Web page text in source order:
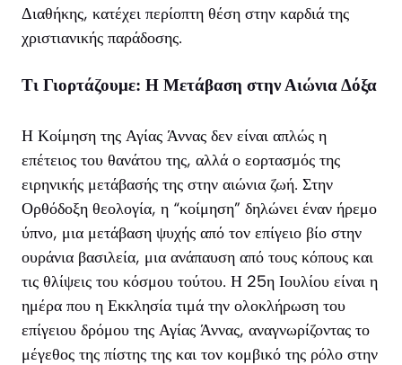
Διαθήκης, κατέχει περίοπτη θέση στην καρδιά της
χριστιανικής παράδοσης.
Τι Γιορτάζουμε: Η Μετάβαση στην Αιώνια Δόξα
Η Κοίμηση της Αγίας Άννας δεν είναι απλώς η
επέτειος του θανάτου της, αλλά ο εορτασμός της
ειρηνικής μετάβασής της στην αιώνια ζωή. Στην
Ορθόδοξη θεολογία, η “κοίμηση” δηλώνει έναν ήρεμο
ύπνο, μια μετάβαση ψυχής από τον επίγειο βίο στην
ουράνια βασιλεία, μια ανάπαυση από τους κόπους και
τις θλίψεις του κόσμου τούτου. Η 25η Ιουλίου είναι η
ημέρα που η Εκκλησία τιμά την ολοκλήρωση του
επίγειου δρόμου της Αγίας Άννας, αναγνωρίζοντας το
μέγεθος της πίστης της και τον κομβικό της ρόλο στην